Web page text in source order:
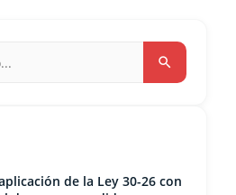
de la Ley 30-26 con